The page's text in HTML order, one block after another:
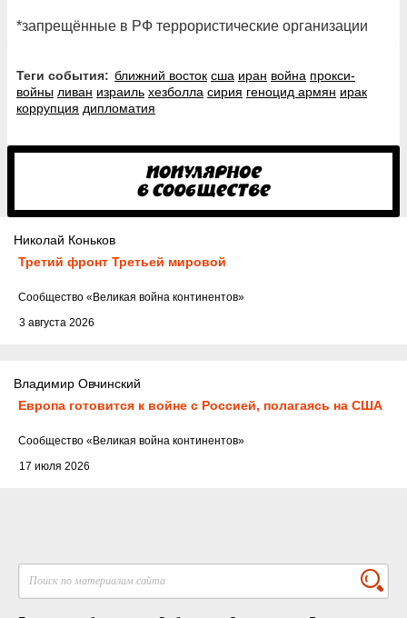
*запрещённые в РФ террористические организации
Теги события: ближний восток сша иран война прокси-
войны ливан израиль хезболла сирия геноцид армян ирак
коррупция дипломатия
Николай Коньков
Третий фронт Третьей мировой
3 августа 2026
Cообщество «Великая война континентов»
Владимир Овчинский
Европа готовится к войне с Россией, полагаясь на США
17 июля 2026
Cообщество «Великая война континентов»